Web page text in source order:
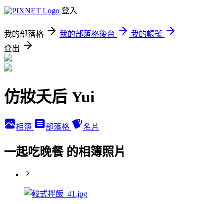
登入
我的部落格 我的部落格後台
我的帳號
登出
仿妝夭后 Yui
相簿 部落格 名片
一起吃晚餐 的相簿照片